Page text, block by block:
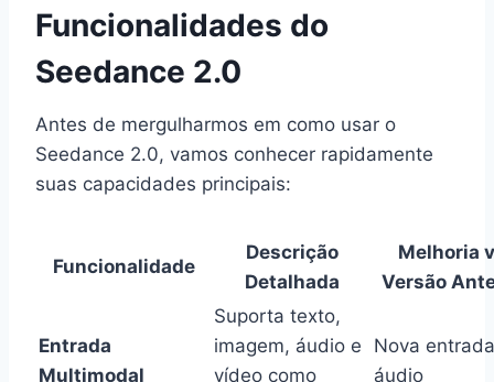
Funcionalidades do
Seedance 2.0
Antes de mergulharmos em como usar o
Seedance 2.0, vamos conhecer rapidamente
suas capacidades principais:
Funcionalidade
Descrição
Detalhada
Melhoria
Versão
Entrada
Multimodal
Suporta texto,
imagem, áudio e
vídeo como
Nova
áudio